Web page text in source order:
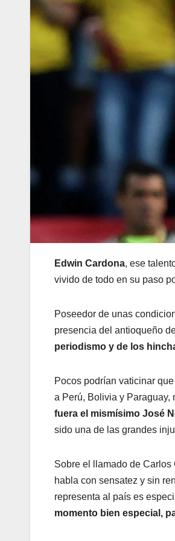
Edwin Cardona, ese
vivido de todo en su paso
Poseedor de unas
presencia del antioqueño
periodismo y de los
Pocos podrían vaticinar
a Perú, Bolivia y Paraguay,
fuera el mismísimo José
sido una de las grandes
Sobre el llamado de
habla con sensatez y sin
representa al país es
momento bien especial,